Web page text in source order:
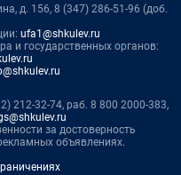
д. 156, 8 (347) 286-51-96 (доб.
ufa1@shkulev.ru
и государственных органов:
212-32-74, раб. 8 800 2000-383,
за достоверность
объявлениях.